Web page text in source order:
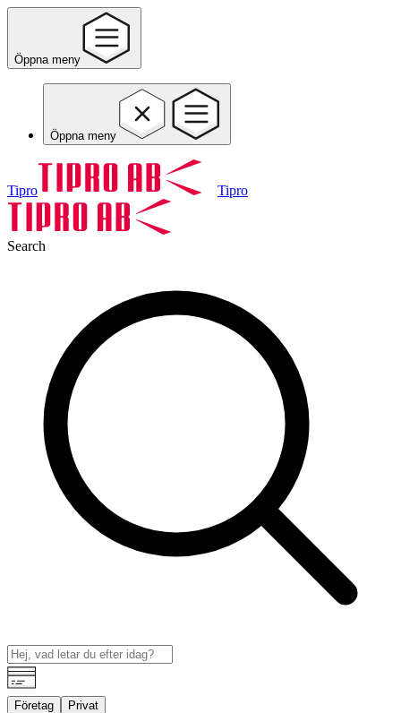
Öppna meny
Öppna meny
Tipro Tipro
Search
Företag Privat